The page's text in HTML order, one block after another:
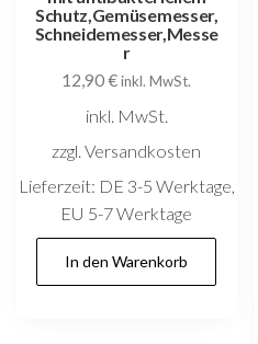
Schutz,Gemüsemesser,
Schneidemesser,Messe
r
12,90€ inkl. MwSt.
inkl. MwSt.
zzgl. Versandkosten
Lieferzeit: DE 3-5 Werktage,
EU 5-7 Werktage
In den Warenkorb